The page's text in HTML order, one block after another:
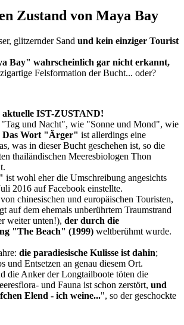
Zustand von Maya Bay
glitzernder Sand und kein einziger Tourist
Bay" wahrscheinlich gar nicht erkannt,
Felsformation der Bucht... oder?
aktuelle IST-ZUSTAND!
und Nacht", wie "Sonne und Mond", wie
Das Wort "Ärger" ist allerdings eine
was in dieser Bucht geschehen ist, so die
thailändischen Meeresbiologen Thon
ist wohl eher die Umschreibung angesichts
2016 auf Facebook einstellte.
chinesischen und europäischen Touristen,
auf dem ehemals unberührtem Traumstrand
weiter unten!), der durch die
"The Beach" (1999) weltberühmt wurde.
die paradiesische Kulisse ist dahin;
und Entsetzen an genau diesem Ort.
die Anker der Longtailboote töten die
und Fauna ist schon zerstört, und
Elend - ich weine...", so der geschockte